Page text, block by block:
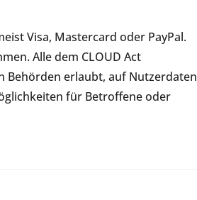
Visa, Mastercard oder PayPal.
Alle dem CLOUD Act
Behörden erlaubt, auf Nutzerdaten
für Betroffene oder